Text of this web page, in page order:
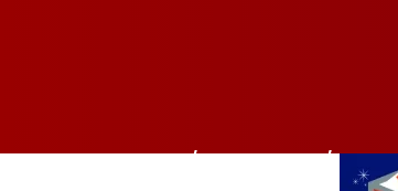
HOME BALIKPAPAN BISNIS